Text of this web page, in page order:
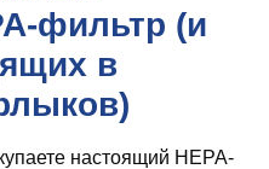
фильтр (и
в
настоящий HEPA-